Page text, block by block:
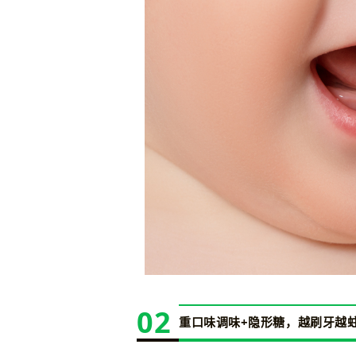
02 重口味调味+隐形糖，越刷牙越